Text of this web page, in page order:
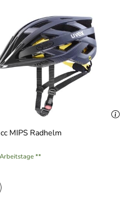
MIPS Radhelm
**